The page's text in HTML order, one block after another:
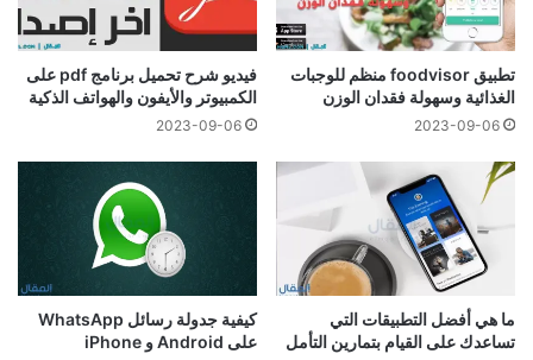
تطبيق foodvisor منظم للوجبات
الغذائية وسهولة فقدان الوزن
2023-09-06
فيديو شرح تحميل برنامج pdf على
الكمبيوتر والأيفون والهواتف الذكية
2023-09-06
ما هي أفضل التطبيقات التي
تساعدك على القيام بتمارين التأمل
كيفية جدولة رسائل WhatsApp
على Android و iPhone